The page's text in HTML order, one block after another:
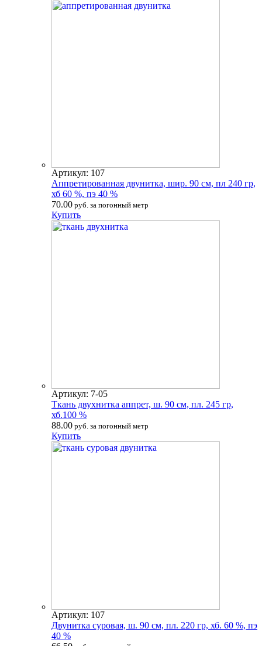
Артикул: 107
Аппретированная двунитка, шир. 90 см, пл 240 гр,
хб 60 %, пэ 40 %
70.00 руб. за погонный метр
Купить
Артикул: 7-05
Ткань двухнитка аппрет, ш. 90 см, пл. 245 гр,
хб.100 %
88.00 руб. за погонный метр
Купить
Артикул: 107
Двунитка суровая, ш. 90 см, пл. 220 гр, хб. 60 %, пэ
40 %